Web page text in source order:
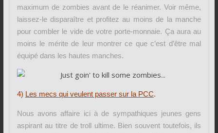
maximum de zombies avant de le réanimer. Voir même,
laissez-le disparaître et profitez au moins de la manche
pour combler le vide de votre porte-monnaie. Ça aura au
moins le mérite de leur montrer ce que c’est d’être mal
équipé dans les hautes manches.
4) Les mecs qui veulent passer sur la PCC.
Nous avons affaire ici à de sympathiques jeunes gens
aspirant au titre de troll ultime. Bien souvent toutefois, ils